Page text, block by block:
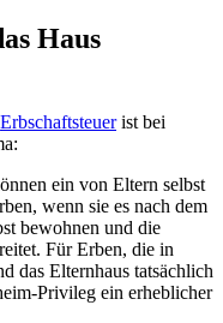
Haus
Erbschaftsteuerist bei
ein von Eltern selbst
wenn sie es nach dem
bewohnen und die
Für Erben, die in
das Elternhaus tatsächlich
Privileg ein erheblicher